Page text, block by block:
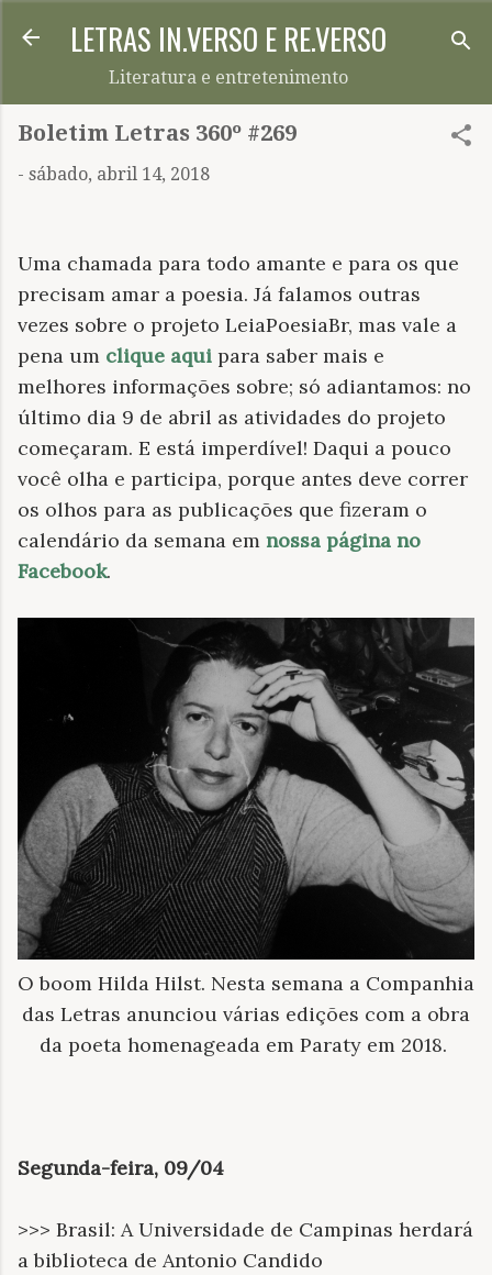
Pular para o conteúdo principal
LETRAS IN.VERSO E RE.VERSO
Literatura e entretenimento
Boletim Letras 360º #269
- sábado, abril 14, 2018
Uma chamada para todo amante e para os que
precisam amar a poesia. Já falamos outras
vezes sobre o projeto LeiaPoesiaBr, mas vale a
pena um clique aqui para saber mais e
melhores informações sobre; só adiantamos: no
último dia 9 de abril as atividades do projeto
começaram. E está imperdível! Daqui a pouco
você olha e participa, porque antes deve correr
os olhos para as publicações que fizeram o
calendário da semana em nossa página no
Facebook.
O boom Hilda Hilst. Nesta semana a Companhia
das Letras anunciou várias edições com a obra
da poeta homenageada em Paraty em 2018.
Segunda-feira, 09/04
>>> Brasil: A Universidade de Campinas herdará
a biblioteca de Antonio Candido